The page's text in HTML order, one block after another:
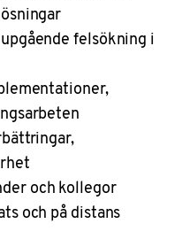
felsökning i
och kollegor
och på distans